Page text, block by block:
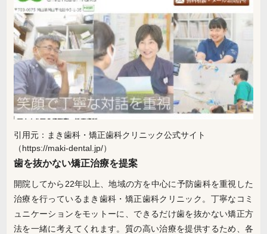
引用元：まき歯科・矯正歯科クリニック公式サイト
（https://maki-dental.jp/）
歯を抜かない矯正治療を提案
開院してから22年以上、地域の方を中心に予防歯科を重視した
治療を行っているまき歯科・矯正歯科クリニック。丁寧なコミ
ュニケーションをモットーに、できるだけ歯を抜かない矯正方
法を一緒に考えてくれます。質の高い治療を提供するため、各